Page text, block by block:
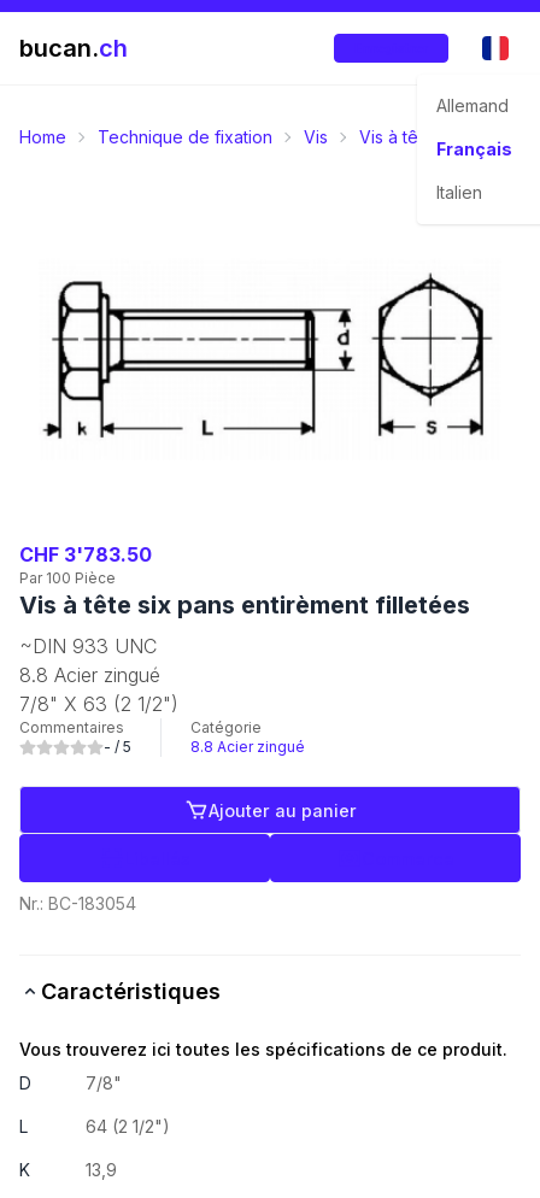
bucan.ch
Allemand
Français
Italien
Home Technique de fixation Vis Vis à tête six pans
CHF 3'783.50
Par 100 Pièce
Vis à tête six pans entirèment filletées
~DIN 933 UNC
8.8 Acier zingué
7/8" X 63 (2 1/2")
Commentaires
- / 5
Catégorie
8.8 Acier zingué
Ajouter au panier
Nr.: BC-183054
Caractéristiques
Vous trouverez ici toutes les spécifications de ce produit.
D
7/8"
L 64 (2 1/2")
K 13,9